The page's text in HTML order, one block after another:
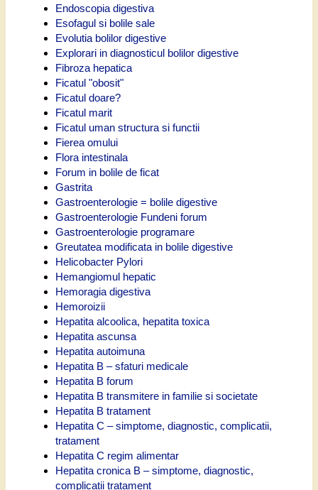
Endoscopia digestiva
Esofagul si bolile sale
Evolutia bolilor digestive
Explorari in diagnosticul bolilor digestive
Fibroza hepatica
Ficatul "obosit"
Ficatul doare?
Ficatul marit
Ficatul uman structura si functii
Fierea omului
Flora intestinala
Forum in bolile de ficat
Gastrita
Gastroenterologie = bolile digestive
Gastroenterologie Fundeni forum
Gastroenterologie programare
Greutatea modificata in bolile digestive
Helicobacter Pylori
Hemangiomul hepatic
Hemoragia digestiva
Hemoroizii
Hepatita alcoolica, hepatita toxica
Hepatita ascunsa
Hepatita autoimuna
Hepatita B – sfaturi medicale
Hepatita B forum
Hepatita B transmitere in familie si societate
Hepatita B tratament
Hepatita C – simptome, diagnostic, complicatii,
tratament
Hepatita C regim alimentar
Hepatita cronica B – simptome, diagnostic,
complicatii tratament